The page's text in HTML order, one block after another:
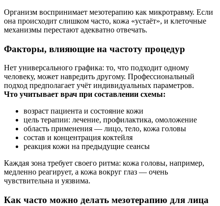
Организм воспринимает мезотерапию как микротравму. Если
она происходит слишком часто, кожа «устаёт», и клеточные
механизмы перестают адекватно отвечать.
Факторы, влияющие на частоту процедур
Нет универсального графика: то, что подходит одному
человеку, может навредить другому. Профессиональный
подход предполагает учёт индивидуальных параметров.
Что учитывает врач при составлении схемы:
возраст пациента и состояние кожи
цель терапии: лечение, профилактика, омоложение
область применения — лицо, тело, кожа головы
состав и концентрация коктейля
реакция кожи на предыдущие сеансы
Каждая зона требует своего ритма: кожа головы, например,
медленно реагирует, а кожа вокруг глаз — очень
чувствительна и уязвима.
Как часто можно делать мезотерапию для лица